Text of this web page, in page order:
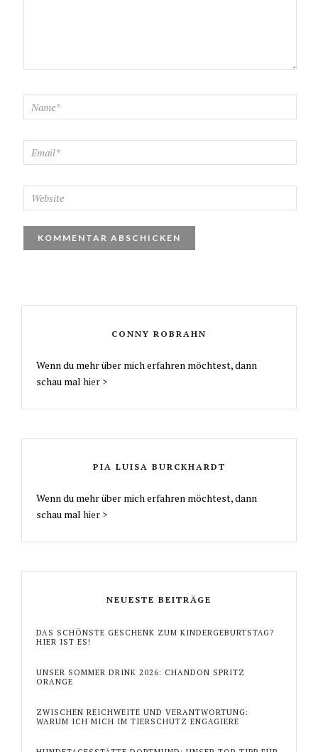
CONNY ROBRAHN
Wenn du mehr über mich erfahren möchtest, dann
schau mal hier >
PIA LUISA BURCKHARDT
Wenn du mehr über mich erfahren möchtest, dann
schau mal hier >
NEUESTE BEITRÄGE
DAS SCHÖNSTE GESCHENK ZUM KINDERGEBURTSTAG?
HIER IST ES!
UNSER SOMMER DRINK 2026: CHANDON SPRITZ
ORANGE
ZWISCHEN REICHWEITE UND VERANTWORTUNG:
WARUM ICH MICH IM TIERSCHUTZ ENGAGIERE